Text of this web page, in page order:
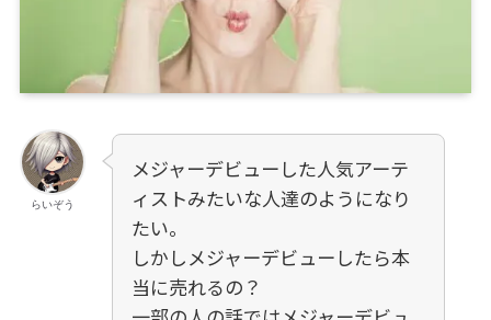
らいぞう
メジャーデビューした人気アーテ
ィストみたいな人達のようになり
たい。
しかしメジャーデビューしたら本
当に売れるの？